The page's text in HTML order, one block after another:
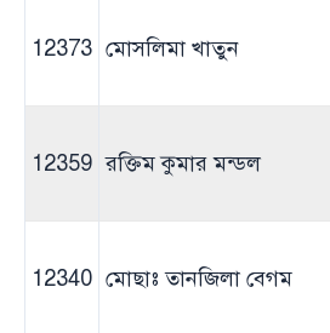
12373 মোসলিমা খাতুন
12359 রক্তিম কুমার মন্ডল
12340 মোছাঃ তানজিলা বেগম